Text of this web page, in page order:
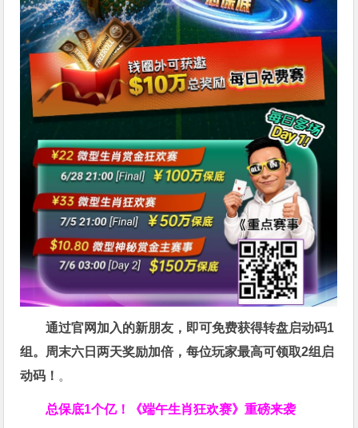
通过官网加入的新朋友，即可免费获得转盘启动码1
组。周末六日两天奖励加倍，每位玩家最高可领取2组启
动码！ 。
总保底1个亿！ 《端午生肖狂欢赛》重磅来袭